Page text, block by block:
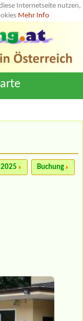
Internetseite nutzen,
Mehr Info
Buchung